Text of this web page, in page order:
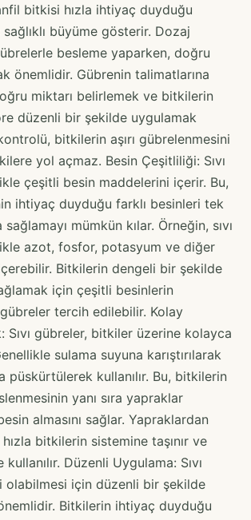
bitkisi hızla ihtiyaç duyduğu
büyüme gösterir. Dozaj
besleme yaparken, doğru
önemlidir. Gübrenin talimatlarına
miktarı belirlemek ve bitkilerin
düzenli bir şekilde uygulamak
bitkilerin aşırı gübrelenmesini
yol açmaz. Besin Çeşitliliği: Sıvı
çeşitli besin maddelerini içerir. Bu,
ihtiyaç duyduğu farklı besinleri tek
mümkün kılar. Örneğin, sıvı
azot, fosfor, potasyum ve diğer
Bitkilerin dengeli bir şekilde
için çeşitli besinlerin
gübreler tercih edilebilir. Kolay
Sıvı gübreler, bitkiler üzerine kolayca
sulama suyuna karıştırılarak
püskürtülerek kullanılır. Bu, bitkilerin
yanı sıra yapraklar
almasını sağlar. Yapraklardan
bitkilerin sistemine taşınır ve
Düzenli Uygulama: Sıvı
olabilmesi için düzenli bir şekilde
Bitkilerin ihtiyaç duyduğu